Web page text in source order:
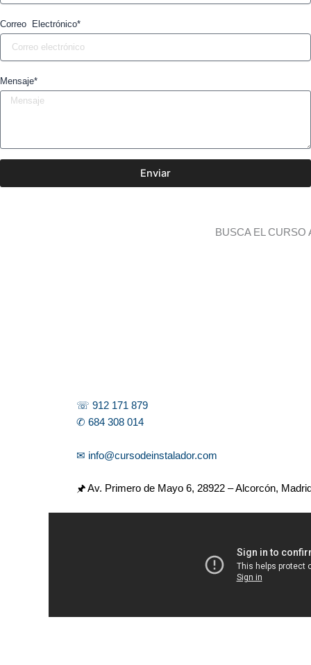
Correo Electrónico*
Mensaje*
Enviar
BUSCA EL CURSO
☏ 912 171 879
✆ 684 308 014
✉ info@cursodeinstalador.com
🖈 Av. Primero de Mayo 6, 28922 – Alcorcón,